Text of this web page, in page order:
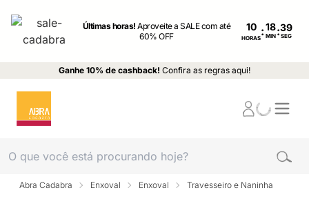
Últimas horas!Aproveite a SALE com até
60% OFF
10
HORAS: MIN : SEG
Ganhe 10% de cashback! Confira as regras aqui!
Abra Cadabra Enxoval Enxoval Travesseiro e Naninha